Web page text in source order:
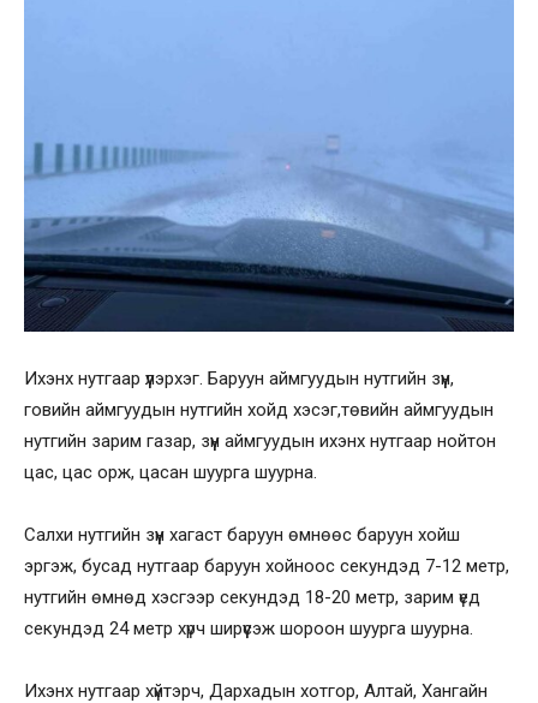
Ихэнх нутгаар үүлэрхэг. Баруун аймгуудын нутгийн зүүн,
говийн аймгуудын нутгийн хойд хэсэг,төвийн аймгуудын
нутгийн зарим газар, зүүн аймгуудын ихэнх нутгаар нойтон
цас, цас орж, цасан шуурга шуурна.
Салхи нутгийн зүүн хагаст баруун өмнөөс баруун хойш
эргэж, бусад нутгаар баруун хойноос секундэд 7-12 метр,
нутгийн өмнөд хэсгээр секундэд 18-20 метр, зарим үед
секундэд 24 метр хүрч ширүүсэж шороон шуурга шуурна.
Ихэнх нутгаар хүйтэрч, Дархадын хотгор, Алтай, Хангайн